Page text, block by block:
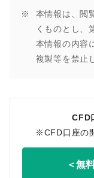
本情報は、閲
くものとし、
本情報の内容
複製等を禁止
CFD
※CFD口座の
＜無